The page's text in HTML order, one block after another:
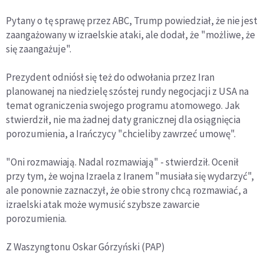
Pytany o tę sprawę przez ABC, Trump powiedział, że nie jest
zaangażowany w izraelskie ataki, ale dodał, że "możliwe, że
się zaangażuje".
Prezydent odniósł się też do odwołania przez Iran
planowanej na niedzielę szóstej rundy negocjacji z USA na
temat ograniczenia swojego programu atomowego. Jak
stwierdził, nie ma żadnej daty granicznej dla osiągnięcia
porozumienia, a Irańczycy "chcieliby zawrzeć umowę".
"Oni rozmawiają. Nadal rozmawiają" - stwierdził. Ocenił
przy tym, że wojna Izraela z Iranem "musiała się wydarzyć",
ale ponownie zaznaczył, że obie strony chcą rozmawiać, a
izraelski atak może wymusić szybsze zawarcie
porozumienia.
Z Waszyngtonu Oskar Górzyński (PAP)